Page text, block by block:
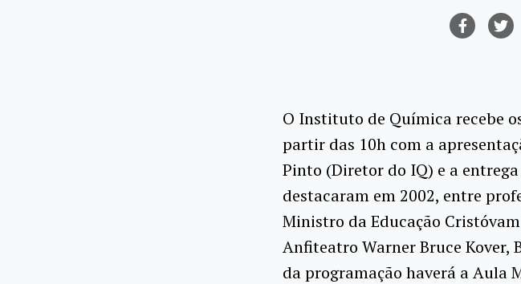
O Instituto de Química recebe
partir das 10h com a
Pinto (Diretor do IQ) e a
destacaram em 2002, entre
Ministro da Educação
Anfiteatro Warner Bruce Kover,
da programação haverá a Aula